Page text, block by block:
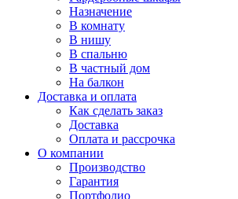
Назначение
В комнату
В нишу
В спальню
В частный дом
На балкон
Доставка и оплата
Как сделать заказ
Доставка
Оплата и рассрочка
О компании
Производство
Гарантия
Портфолио